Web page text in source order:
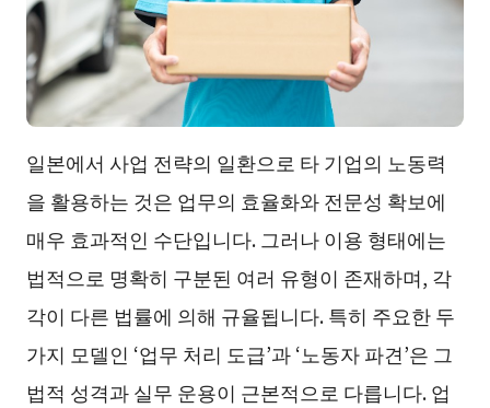
일본에서 사업 전략의 일환으로 타 기업의 노동력
을 활용하는 것은 업무의 효율화와 전문성 확보에
매우 효과적인 수단입니다. 그러나 이용 형태에는
법적으로 명확히 구분된 여러 유형이 존재하며, 각
각이 다른 법률에 의해 규율됩니다. 특히 주요한 두
가지 모델인 ‘업무 처리 도급’과 ‘노동자 파견’은 그
법적 성격과 실무 운용이 근본적으로 다릅니다. 업